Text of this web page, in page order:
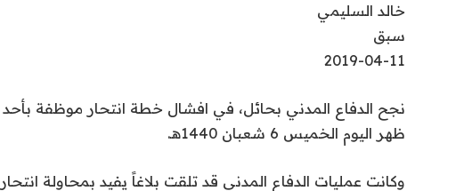
خالد السليمي
سبق
2019-04-11
نجح الدفاع المدني بحائل، في افشال خطة انتحار موظفة
ظهر اليوم الخميس 6 شعبان 1440هـ.
وكانت عمليات الدفاع المدني قد تلقت بلاغاً يفيد بمحاولة